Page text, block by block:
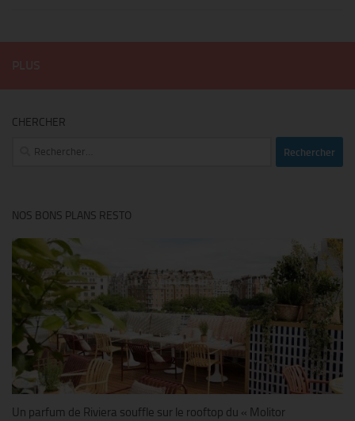
CHERCHER
Rechercher :
NOS BONS PLANS RESTO
Un parfum de Riviera souffle sur le rooftop du « Molitor